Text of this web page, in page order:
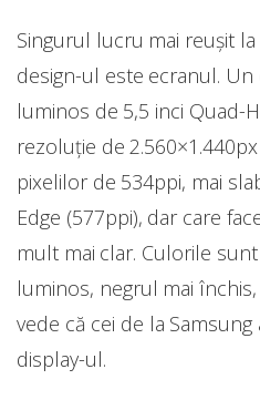
Singurul lucru mai reușit
design-ul este ecranul.
luminos de 5,5 inci Quad-
rezoluție de
pixelilor de 534ppi, mai
Edge (577ppi), dar care
mult mai clar. Culorile
luminos, negrul mai
vede că cei de la
display-ul.